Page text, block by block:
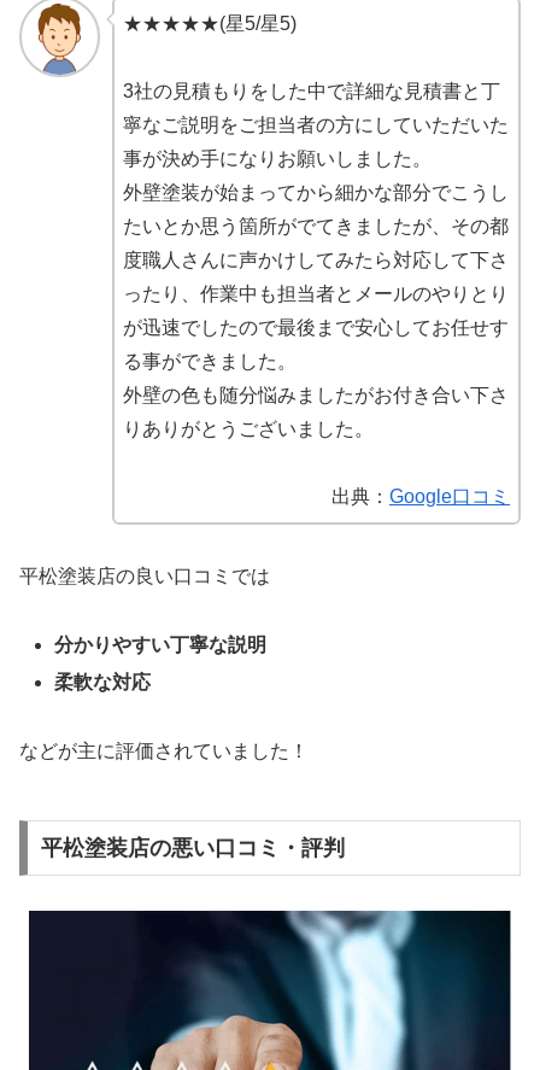
★★★★★(星5/星5)
3社の見積もりをした中で詳細な見積書と丁
寧なご説明をご担当者の方にしていただいた
事が決め手になりお願いしました。
外壁塗装が始まってから細かな部分でこうし
たいとか思う箇所がでてきましたが、その都
度職人さんに声かけしてみたら対応して下さ
ったり、作業中も担当者とメールのやりとり
が迅速でしたので最後まで安心してお任せす
る事ができました。
外壁の色も随分悩みましたがお付き合い下さ
りありがとうございました。
出典： Google口コミ
平松塗装店の良い口コミでは
分かりやすい丁寧な説明
柔軟な対応
などが主に評価されていました！
平松塗装店の悪い口コミ・評判